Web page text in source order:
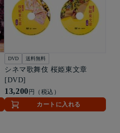
DVD 送料無料
シネマ歌舞伎 桜姫東文章
[DVD]
13,200 円（税込）
カートに入れる